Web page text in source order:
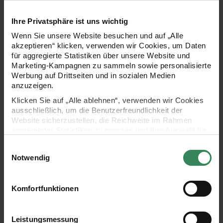
Ihre Privatsphäre ist uns wichtig
Wenn Sie unsere Website besuchen und auf „Alle
akzeptieren“ klicken, verwenden wir Cookies, um Daten
für aggregierte Statistiken über unsere Website und
Marketing-Kampagnen zu sammeln sowie personalisierte
Werbung auf Drittseiten und in sozialen Medien
anzuzeigen.
Klicken Sie auf „Alle ablehnen“, verwenden wir Cookies
ausschließlich, um die Benutzerfreundlichkeit der
Website sicherzustellen, die Reichweite im Rahmen
Ihre Einwilligung ist freiwillig und kann jederzeit über den
Link „Cookie-Einstellungen“ im Fußbereich der Seite
verwendeten Technologien und den Empfängern der
Daten finden Sie in unserer Datenschutzerklärung.
Notwendig
Komfortfunktionen
Leistungsmessung
Hersteller:
Rico Design
Creative Cotton Cord
Makramee-Garn
130g 25m
7,99 €
10,99 €
Inhalt:
(0,32 € / 1 m)
Hersteller:
Rico Design
Paper Patch Papier Nostalgic
Christmas schwarz 30x42cm
Polystyrol Ei 3,5 cm 12 Stück Paper Patch Papier Schrift